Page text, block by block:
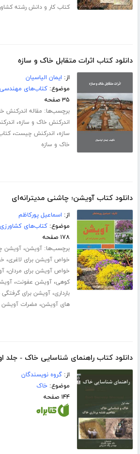
کتاب کار و دانش رشته
دانلود کتاب اثرات متقابل خاک و سازه
از: ایمان الیاسیان
موضوع:کتاب‌های
۳۵ صفحه
برچسب‌ها: مقاله اندرکنش
اندرکنش خاک و سازه،
سازه، اندرکنش چیست،
خاک و سازه
دانلود کتاب آویشن؛ چاشنی مدیترانه‌ای
از: اسماعیل پورکاظم
موضوع:کتاب‌های
۱۷۸ صفحه
برچسب‌ها:آویشن،آویشن
خواص آویشن برای لاغری،
خواص آویشن برای مردان،
کوهی،آویشن عفونت،
بارداری،آویشن برای گرفتگی
های آویشن، مضرات آویشن
دانلود کتاب راهنمای شناسایی خاک - جلد
از:گروه نویسندگان
موضوع:خاک
۱۴۴ صفحه